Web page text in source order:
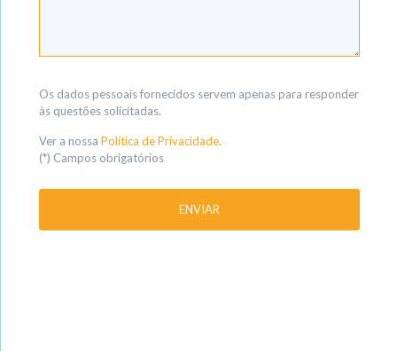
Os dados pessoais fornecidos servem apenas para responder
às questões solicitadas.
Ver a nossa Política de Privacidade.
(*) Campos obrigatórios